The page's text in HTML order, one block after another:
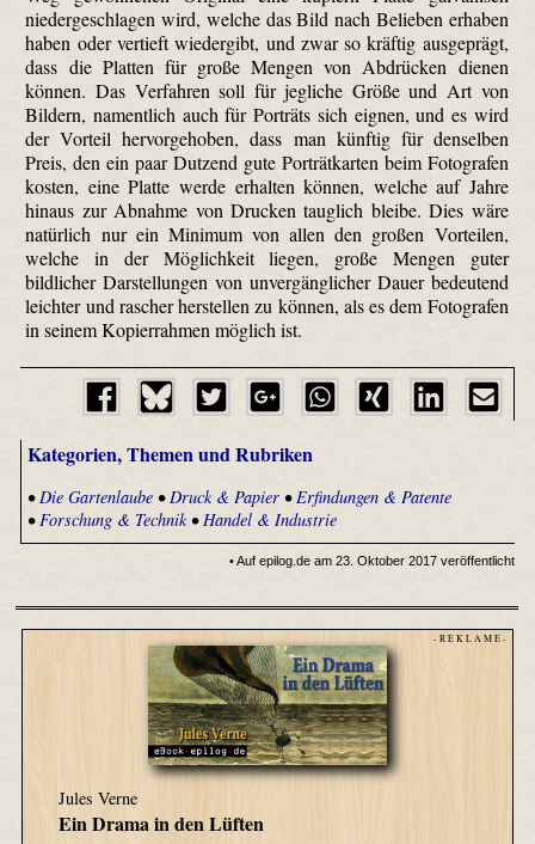
niedergeschlagen wird, welche das Bild nach Belieben erhaben
haben oder vertieft wiedergibt, und zwar so kräftig ausgeprägt,
dass die Platten für große Mengen von Abdrücken dienen
können. Das Verfahren soll für jegliche Größe und Art von
Bildern, namentlich auch für Porträts sich eignen, und es wird
der Vorteil hervorgehoben, dass man künftig für denselben
Preis, den ein paar Dutzend gute Porträtkarten beim Fotografen
kosten, eine Platte werde erhalten können, welche auf Jahre
hinaus zur Abnahme von Drucken tauglich bleibe. Dies wäre
natürlich nur ein Minimum von allen den großen Vorteilen,
welche in der Möglichkeit liegen, große Mengen guter
bildlicher Darstellungen von unvergänglicher Dauer bedeutend
leichter und rascher herstellen zu können, als es dem Fotografen
in seinem Kopierrahmen möglich ist.
Kategorien, Themen und Rubriken
•Die Gartenlaube•Druck & Papier•Erfindungen & Patente
•Forschung & Technik•Handel & Industrie
• Auf epilog.de am 23. Oktober 2017 veröffentlicht
- R E K L A M E -
Jules Verne
Ein Drama in den Lüften